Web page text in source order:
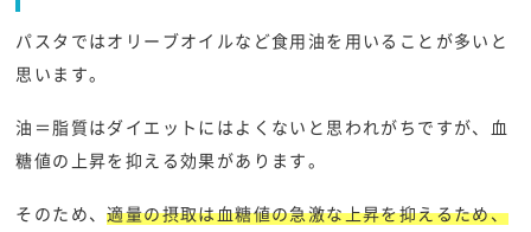
パスタではオリーブオイルなど食用油を用いることが多いと
思います。
油＝脂質はダイエットにはよくないと思われがちですが、血
糖値の上昇を抑える効果があります。
そのため、適量の摂取は血糖値の急激な上昇を抑えるため、